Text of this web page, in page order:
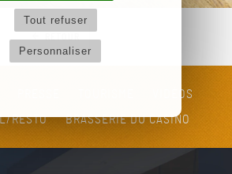
Tout refuser
Personnaliser
VIDÉOS
RESTO
BRASSERIE DU CASINO